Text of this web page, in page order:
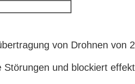
von Drohnen von
und blockiert